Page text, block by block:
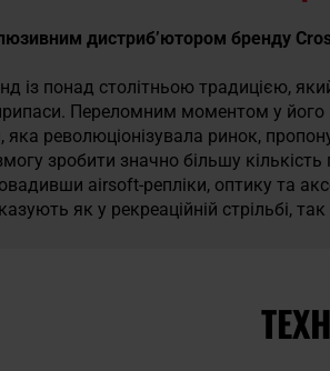
дистриб’ютором бренду
із понад столітньою традицією,
Переломним моментом у його
яка революціонізувала ринок,
зробити значно більшу
airsoft-репліки, оптику та
як у рекреаційній стрільбі,